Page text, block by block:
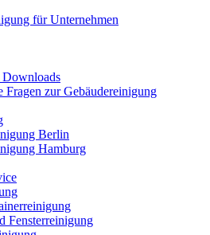
für Unternehmen
Downloads
Fragen zur Gebäudereinigung
Berlin
Hamburg
Fensterreinigung